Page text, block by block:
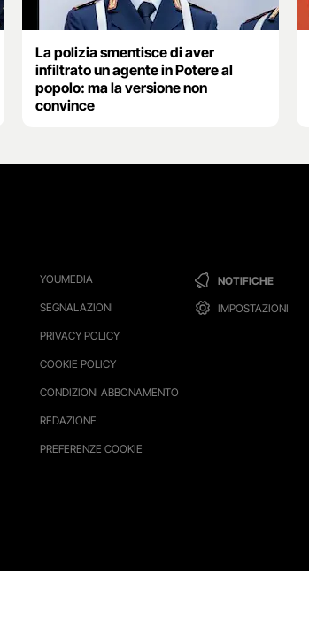
La polizia smentisce di aver
infiltrato un agente in Potere al
popolo: ma la versione non
convince
YOUMEDIA
SEGNALAZIONI
PRIVACY POLICY
COOKIE POLICY
CONDIZIONI ABBONAMENTO
REDAZIONE
PREFERENZE COOKIE
NOTIFICHE
IMPOSTAZIONI